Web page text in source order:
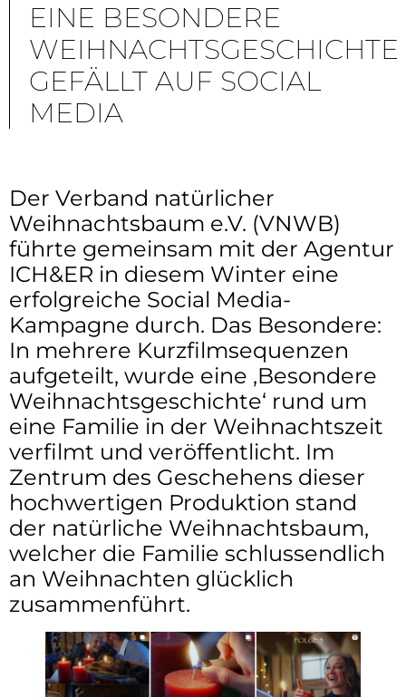
EINE BESONDERE
WEIHNACHTSGESCHICHTE
GEFÄLLT AUF SOCIAL
MEDIA
Der Verband natürlicher
Weihnachtsbaum e.V. (VNWB)
führte gemeinsam mit der Agentur
ICH&ER in diesem Winter eine
erfolgreiche Social Media-
Kampagne durch. Das Besondere:
In mehrere Kurzfilmsequenzen
aufgeteilt, wurde eine ‚Besondere
Weihnachtsgeschichte‘ rund um
eine Familie in der Weihnachtszeit
verfilmt und veröffentlicht. Im
Zentrum des Geschehens dieser
hochwertigen Produktion stand
der natürliche Weihnachtsbaum,
welcher die Familie schlussendlich
an Weihnachten glücklich
zusammenführt.